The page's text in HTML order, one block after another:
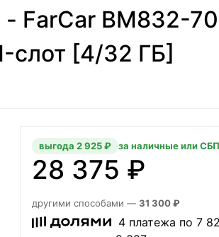
FarCar BM832-
слот [4/32 ГБ]
28 375 ₽
выгода 2 925 ₽ за наличные или СБП
другими способами — 31 300 ₽
4 платежа по 7